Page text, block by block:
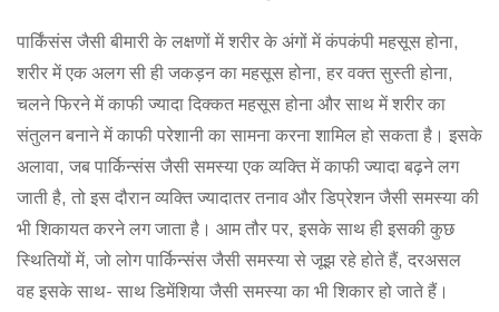
पार्किंसंस जैसी बीमारी के लक्षणों में शरीर के अंगों में कंपकंपी महसूस होना,
शरीर में एक अलग सी ही जकड़न का महसूस होना, हर वक्त सुस्ती होना,
चलने फिरने में काफी ज्यादा दिक्कत महसूस होना और साथ में शरीर का
संतुलन बनाने में काफी परेशानी का सामना करना शामिल हो सकता है। इसके
अलावा, जब पार्किन्संस जैसी समस्या एक व्यक्ति में काफी ज्यादा बढ़ने लग
जाती है, तो इस दौरान व्यक्ति ज्यादातर तनाव और डिप्रेशन जैसी समस्या की
भी शिकायत करने लग जाता है। आम तौर पर, इसके साथ ही इसकी कुछ
स्थितियों में, जो लोग पार्किन्संस जैसी समस्या से जूझ रहे होते हैं, दरअसल
वह इसके साथ- साथ डिमेंशिया जैसी समस्या का भी शिकार हो जाते हैं।